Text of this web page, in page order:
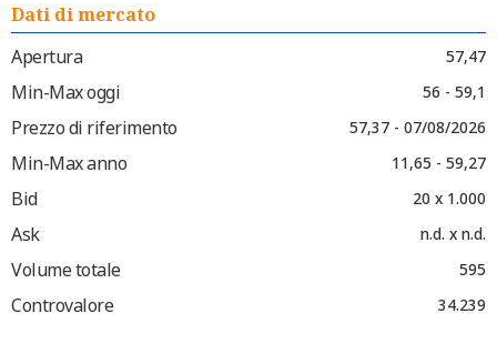
Dati di mercato
Apertura
57,47
Min-Max oggi 56 - 59,1
Prezzo di riferimento 57,37 - 07/08/2026
Min-Max anno 11,65 - 59,27
Bid 20 x 1.000
Ask n.d. x n.d.
Volume totale 595
Controvalore 34.239